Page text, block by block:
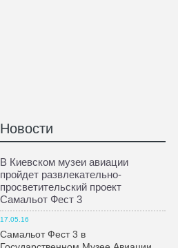
Новости
В Киевском музеи авиации
пройдет развлекательно-
просветительский проект
Самальот Фест 3
17.05.16
Самальот Фест 3 в